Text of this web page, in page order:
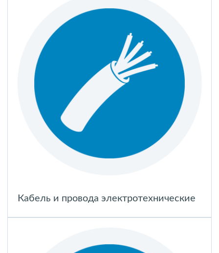
Кабель и провода электротехнические